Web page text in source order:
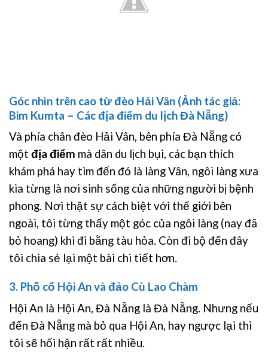
Góc nhìn trên cao từ đèo Hải Vân (Ảnh tác giả:
Bim Kumta – Các địa điểm du lịch Đà Nẵng)
Và phía chân đèo Hải Vân, bên phía Đà Nẵng có
một địa điểm mà dân du lịch bụi, các bạn thích
khám phá hay tìm đến đó là làng Vân, ngôi làng xưa
kia từng là nơi sinh sống của những người bị bệnh
phong. Nơi thật sự cách biệt với thế giới bên
ngoài, tôi từng thấy một góc của ngôi làng (nay đã
bỏ hoang) khi đi bằng tàu hỏa. Còn đi bộ đến đây
tôi chia sẻ lại một bài chi tiết hơn.
3. Phố cổ Hội An và đảo Cù Lao Chàm
Hội An là Hội An, Đà Nẵng là Đà Nẵng. Nhưng nếu
đến Đà Nẵng mà bỏ qua Hội An, hay ngược lại thì
tôi sẽ hối hận rất rất nhiều.